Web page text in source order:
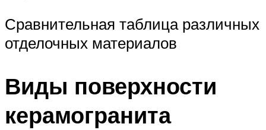
Сравнительная таблица различных
отделочных материалов
Виды поверхности
керамогранита